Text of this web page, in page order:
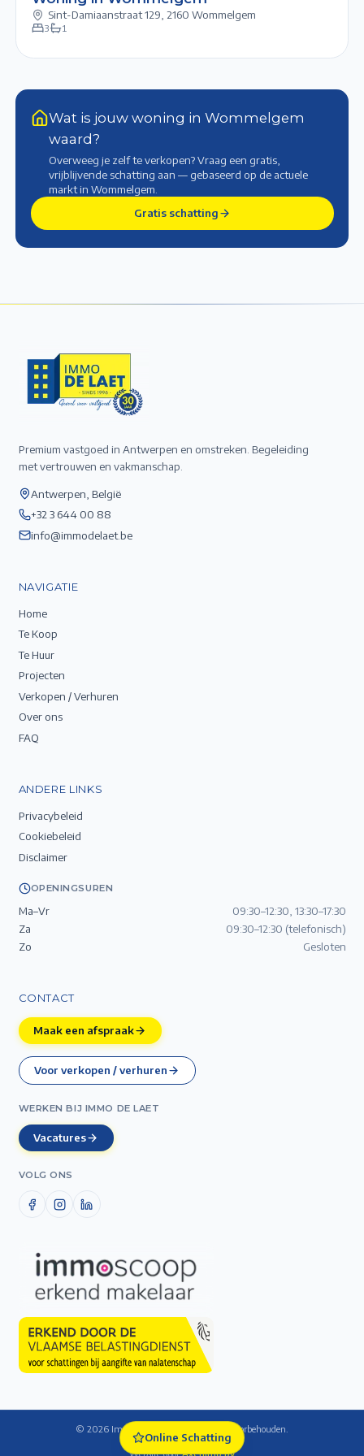
Sint-Damiaanstraat 129 2160 Wommelgem
3 1
Wat is jouw woning in Wommelgem
waard?
Overweeg je zelf te verkopen? Vraag een gratis,
vrijblijvende schatting aan — gebaseerd op de actuele
marktin Wommelgem
Gratis schatting
Premium vastgoed in Antwerpen en omstreken. Begeleiding
met vertrouwen en vakmanschap.
Antwerpen, België
+32 3 644 00 88
info@immodelaet.be
NAVIGATIE
Home
Te Koop
Te Huur
Projecten
Verkopen / Verhuren
Over ons
FAQ
ANDERE LINKS
Privacybeleid
Cookiebeleid
Disclaimer
OPENINGSUREN
Ma–Vr
09:30–12:30, 13:30–17:30
Za
09:30–12:30 (telefonisch)
Zo
Gesloten
CONTACT
Maak een afspraak
Voor verkopen / verhuren
WERKEN BIJ IMMO DE LAET
Vacatures
VOLG ONS
© 2026 Immo De Laet — Alle rechten voorbehouden.
Cookie-instellingen
Website door Axenimo bv
Online Schatting